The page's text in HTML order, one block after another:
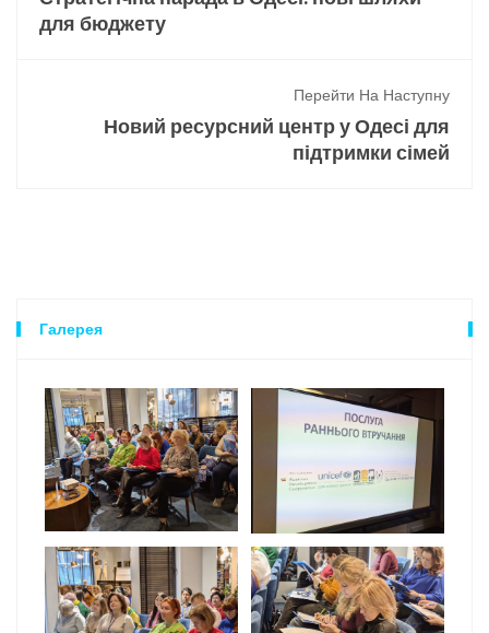
для бюджету
Перейти На Наступну
Новий ресурсний центр у Одесі для
підтримки сімей
Галерея